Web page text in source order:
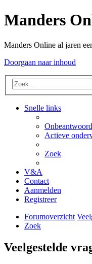
Manders
Manders Online al jaren
Doorgaan naar inhoud
Snelle links
Actieve
Zoek
V&A
Contact
Aanmelden
Registreer
Forumoverzicht
Zoek
Veelgestelde